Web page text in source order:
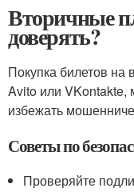
Вторичные
доверять?
Покупка билетов на
Avito или VKontakte,
избежать
Советы по
Проверяйте